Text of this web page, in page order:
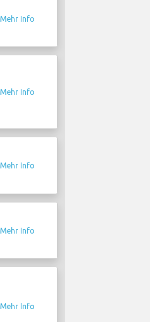
Mehr Info
Mehr Info
Mehr Info
Mehr Info
Mehr Info